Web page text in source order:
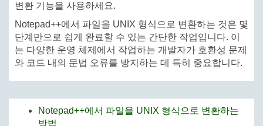
변환 기능을 사용하세요.
Notepad++에서 파일을 UNIX 형식으로 변환하는 것은 몇
단계만으로 쉽게 완료할 수 있는 간단한 작업입니다. 이
는 다양한 운영 체제에서 작업하는 개발자가 호환성 문제
와 코드 내의 문법 오류를 방지하는 데 특히 중요합니다.
Notepad++에서 파일을 UNIX 형식으로 변환하는
방법